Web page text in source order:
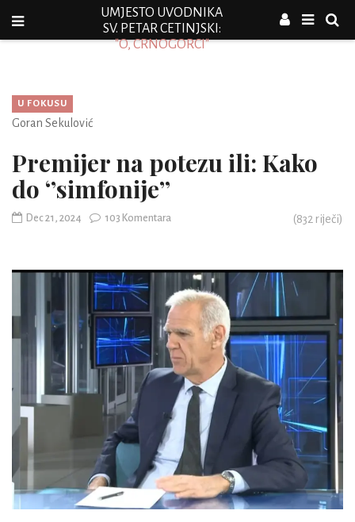
UMJESTO UVODNIKA
SV. PETAR CETINJSKI:
"O, CRNOGORCI"
U FOKUSU
Goran Sekulović
Premijer na potezu ili: Kako
do ‘’simfonije’’
Dec 21, 2024 103 Komentara (832 riječi)